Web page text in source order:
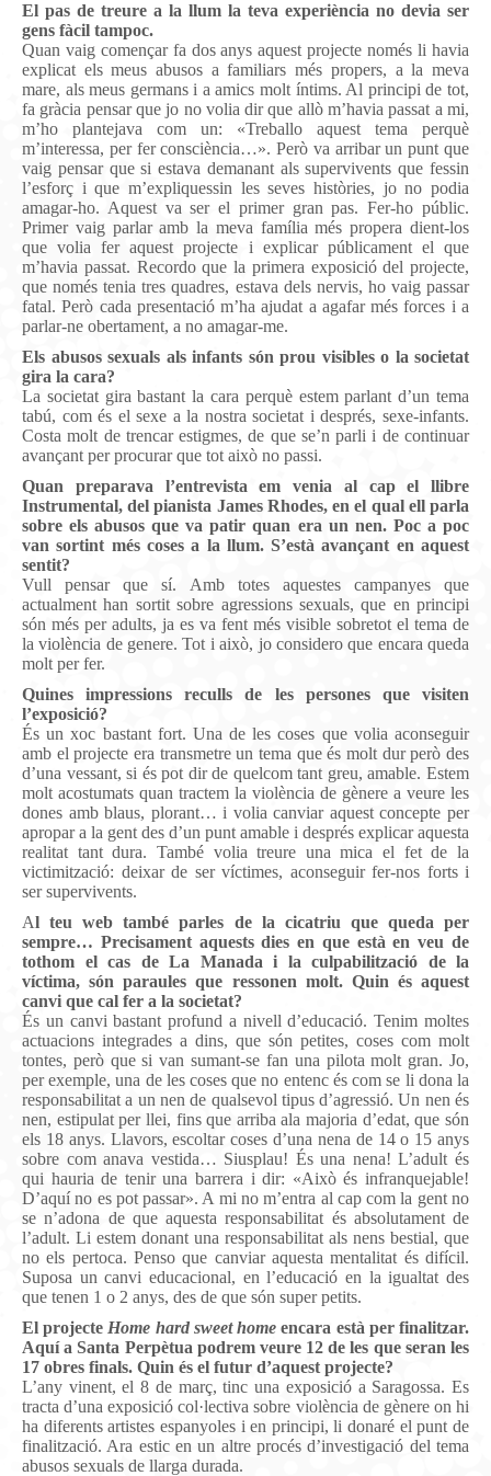
El pas de treure a la llum la teva experiència no devia ser
gens fàcil tampoc.
Quan vaig començar fa dos anys aquest projecte només li havia
explicat els meus abusos a familiars més propers, a la meva
mare, als meus germans i a amics molt íntims. Al principi de tot,
fa gràcia pensar que jo no volia dir que allò m’havia passat a mi,
m’ho plantejava com un: «Treballo aquest tema perquè
m’interessa, per fer consciència…». Però va arribar un punt que
vaig pensar que si estava demanant als supervivents que fessin
l’esforç i que m’expliquessin les seves històries, jo no podia
amagar-ho. Aquest va ser el primer gran pas. Fer-ho públic.
Primer vaig parlar amb la meva família més propera dient-los
que volia fer aquest projecte i explicar públicament el que
m’havia passat. Recordo que la primera exposició del projecte,
que només tenia tres quadres, estava dels nervis, ho vaig passar
fatal. Però cada presentació m’ha ajudat a agafar més forces i a
parlar-ne obertament, a no amagar-me.
Els abusos sexuals als infants són prou visibles o la societat
gira la cara?
La societat gira bastant la cara perquè estem parlant d’un tema
tabú, com és el sexe a la nostra societat i després, sexe-infants.
Costa molt de trencar estigmes, de que se’n parli i de continuar
avançant per procurar que tot això no passi.
Quan preparava l’entrevista em venia al cap el llibre
Instrumental, del pianista James Rhodes, en el qual ell parla
sobre els abusos que va patir quan era un nen. Poc a poc
van sortint més coses a la llum. S’està avançant en aquest
sentit?
Vull pensar que sí. Amb totes aquestes campanyes que
actualment han sortit sobre agressions sexuals, que en principi
són més per adults, ja es va fent més visible sobretot el tema de
la violència de genere. Tot i això, jo considero que encara queda
molt per fer.
Quines impressions reculls de les persones que visiten
l’exposició?
És un xoc bastant fort. Una de les coses que volia aconseguir
amb el projecte era transmetre un tema que és molt dur però des
d’una vessant, si és pot dir de quelcom tant greu, amable. Estem
molt acostumats quan tractem la violència de gènere a veure les
dones amb blaus, plorant… i volia canviar aquest concepte per
apropar a la gent des d’un punt amable i després explicar aquesta
realitat tant dura. També volia treure una mica el fet de la
victimització: deixar de ser víctimes, aconseguir fer-nos forts i
ser supervivents.
Al teu web també parles de la cicatriu que queda per
sempre… Precisament aquests dies en que està en veu de
tothom el cas de La Manada i la culpabilització de la
víctima, són paraules que ressonen molt. Quin és aquest
canvi que cal fer a la societat?
És un canvi bastant profund a nivell d’educació. Tenim moltes
actuacions integrades a dins, que són petites, coses com molt
tontes, però que si van sumant-se fan una pilota molt gran. Jo,
per exemple, una de les coses que no entenc és com se li dona la
responsabilitat a un nen de qualsevol tipus d’agressió. Un nen és
nen, estipulat per llei, fins que arriba ala majoria d’edat, que són
els 18 anys. Llavors, escoltar coses d’una nena de 14 o 15 anys
sobre com anava vestida… Siusplau! És una nena! L’adult és
qui hauria de tenir una barrera i dir: «Això és infranquejable!
D’aquí no es pot passar». A mi no m’entra al cap com la gent no
se n’adona de que aquesta responsabilitat és absolutament de
l’adult. Li estem donant una responsabilitat als nens bestial, que
no els pertoca. Penso que canviar aquesta mentalitat és difícil.
Suposa un canvi educacional, en l’educació en la igualtat des
que tenen 1 o 2 anys, des de que són super petits.
El projecte Home hard sweet home encara està per finalitzar.
Aquí a Santa Perpètua podrem veure 12 de les que seran les
17 obres finals. Quin és el futur d’aquest projecte?
L’any vinent, el 8 de març, tinc una exposició a Saragossa. Es
tracta d’una exposició col·lectiva sobre violència de gènere on hi
ha diferents artistes espanyoles i en principi, li donaré el punt de
finalització. Ara estic en un altre procés d’investigació del tema
abusos sexuals de llarga durada.